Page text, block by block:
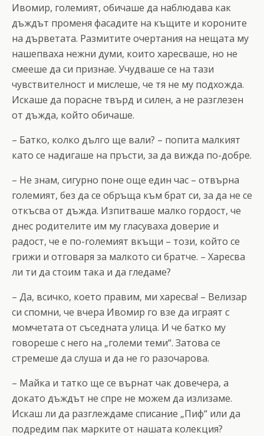
Ивомир, големият, обичаше да наблюдава как
дъждът променя фасадите на къщите и короните
на дърветата. Размитите очертания на нещата му
нашепваха нежни думи, които харесваше, но не
смееше да си признае. Учудваше се на тази
чувствителност и мислеше, че тя не му подхожда.
Искаше да порасне твърд и силен, а не разглезен
от дъжда, който обичаше.
– Батко, колко дълго ще вали? – попита малкият
като се надигаше на пръсти, за да вижда по-добре.
– Не знам, сигурно поне още един час – отвърна
големият, без да се обръща към брат си, за да не се
откъсва от дъжда. Изпитваше малко гордост, че
днес родителите им му гласуваха доверие и
радост, че е по-големият вкъщи – този, който се
грижи и отговаря за малкото си братче. – Харесва
ли ти да стоим така и да гледаме?
– Да, всичко, което правим, ми харесва! – Велизар
си спомни, че вчера Ивомир го взе да играят с
момчетата от съседната улица. И че батко му
говореше с него на „големи теми“. Затова се
стремеше да слуша и да не го разочарова.
– Майка и татко ще се върнат чак довечера, а
докато дъждът не спре не можем да излизаме.
Искаш ли да разглеждаме списание „Пиф“ или да
подредим пак марките от нашата колекция?